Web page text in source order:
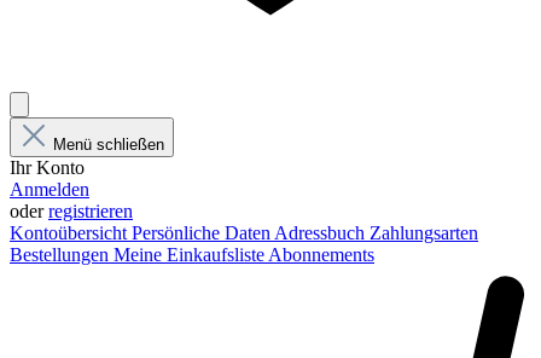
Menü schließen
Ihr Konto
Anmelden
oderregistrieren
Kontoübersicht Persönliche Daten Adressbuch Zahlungsarten
Bestellungen Meine Einkaufsliste Abonnements